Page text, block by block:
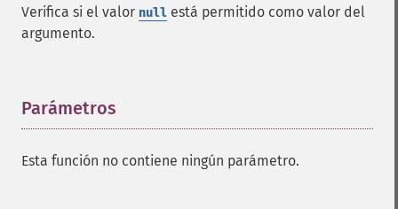
Verifica si el valor null está permitido como valor del
argumento.
Parámetros
Esta función no contiene ningún parámetro.